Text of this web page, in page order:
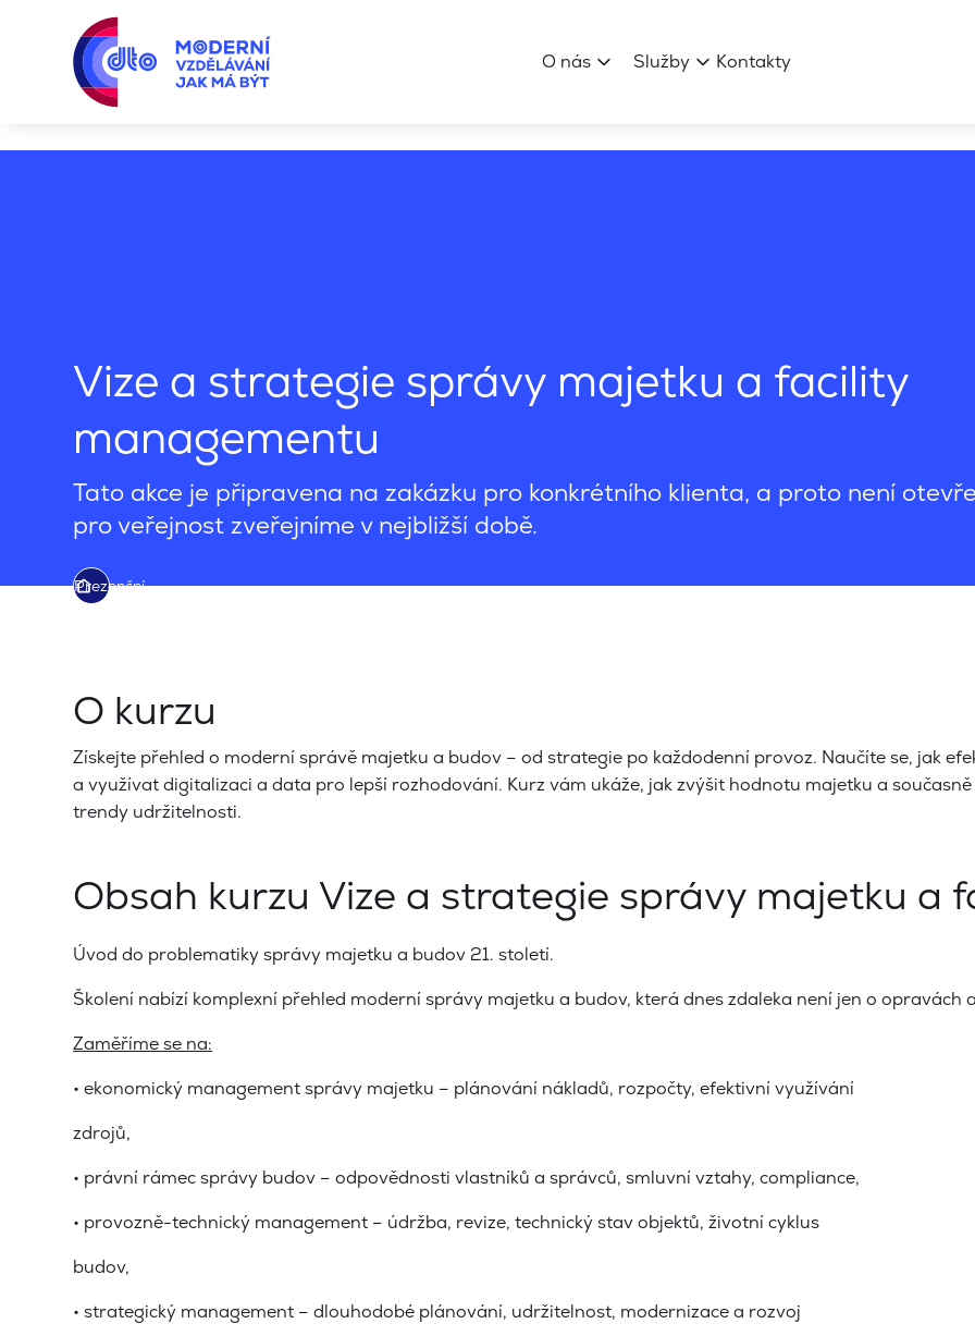
O nás Služby Kontakty
Vize a strategie správy majetku a facility
managementu
Tato akce je připravena na zakázku pro konkrétního klienta, a proto není
pro veřejnost zveřejníme v nejbližší době.
Prezenční
O kurzu
Získejte přehled o moderní správě majetku a budov – od strategie po každodenní provoz. Naučíte se, jak
a využívat digitalizaci a data pro lepší rozhodování. Kurz vám ukáže, jak zvýšit hodnotu majetku a
trendy udržitelnosti.
Obsah kurzu Vize a strategie správy majetku a
Úvod do problematiky správy majetku a budov 21. století.
Školení nabízí komplexní přehled moderní správy majetku a budov, která dnes zdaleka není jen o opravách
Zaměříme se na:
• ekonomický management správy majetku – plánování nákladů, rozpočty, efektivní využívání
zdrojů,
• právní rámec správy budov – odpovědnosti vlastníků a správců, smluvní vztahy, compliance,
• provozně-technický management – údržba, revize, technický stav objektů, životní cyklus
budov,
• strategický management – dlouhodobé plánování, udržitelnost, modernizace a rozvoj